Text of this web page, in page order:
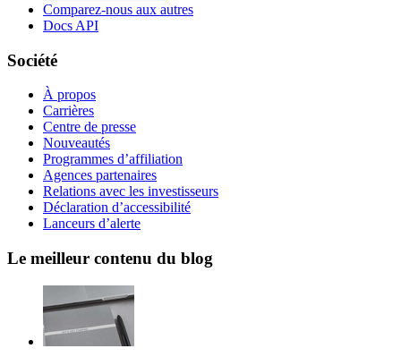
Comparez-nous aux autres
Docs API
Société
À propos
Carrières
Centre de presse
Nouveautés
Programmes d’affiliation
Agences partenaires
Relations avec les investisseurs
Déclaration d’accessibilité
Lanceurs d’alerte
Le meilleur contenu du blog